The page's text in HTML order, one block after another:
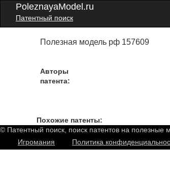
PoleznayaModel.ru
Патентный поиск
Полезная модель рф 157609
Авторы
патента:
Похожие патенты:
© Патентный поиск, поиск патентов на
Игромания
Политика